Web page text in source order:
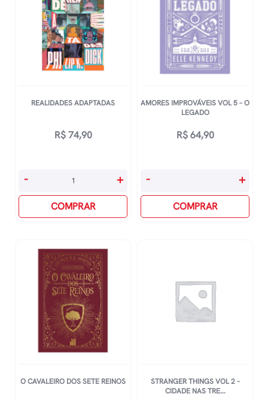
REALIDADES ADAPTADAS
R$74,90
Realidades
quantidade
- +
COMPRAR
AMORES IMPROVÁVEIS VOL 5 – O
LEGADO
R$64,90
Amores
5
quantidade
- +
COMPRAR
O CAVALEIRO DOS SETE REINOS
STRANGER THINGS VOL 2 –
CIDADE NAS TRE...